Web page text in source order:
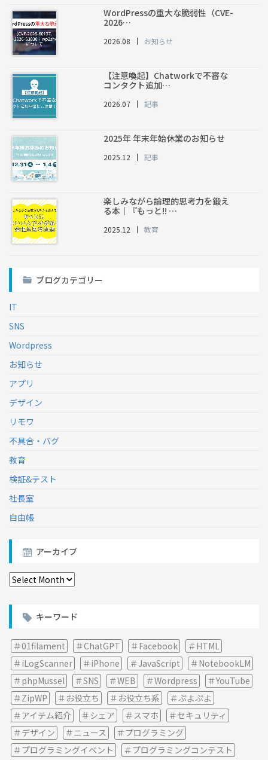
WordPressの重大な脆弱性（CVE-
2026…
2026.08 お知らせ
【注意喚起】Chatworkで不審な
コンタクト追加…
2026.07 記事
2025年 年末年始休業のお知らせ
2025.12 記事
楽しみながら論理的思考力を鍛え
る本｜『もっと!! …
2025.12 教育
ブログカテゴリー
IT
SNS
Wordpress
お知らせ
アプリ
デザイン
リモワ
不具合・バグ
教育
検証&テスト
社長室
自由帳
アーカイブ
ア
ー
カ
ブ
キーワード
01filament ChatGPT Facebook
HTML
iLogScanner
iPhone JavaScript
NotebookLM
phpMussel
SNS WEB Wordpress
YouTube
ZipWP
お役立ち お役立ち系
ぷよぷよ
アイテム紹介
シェア スマホ
セキュリティ
デザイン
ニュース
プログラミング
プログラミングイベント
プログラミングコンテスト